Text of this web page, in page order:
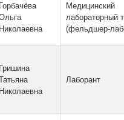
Горбачёва
Николаевна
Медицинский
лабораторный
(фельдшер-
Гришина
Николаевна
Лаборант